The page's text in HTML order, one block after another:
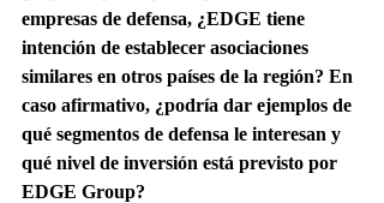
empresas de defensa, ¿EDGE tiene
intención de establecer asociaciones
similares en otros países de la región? En
caso afirmativo, ¿podría dar ejemplos de
qué segmentos de defensa le interesan y
qué nivel de inversión está previsto por
EDGE Group?